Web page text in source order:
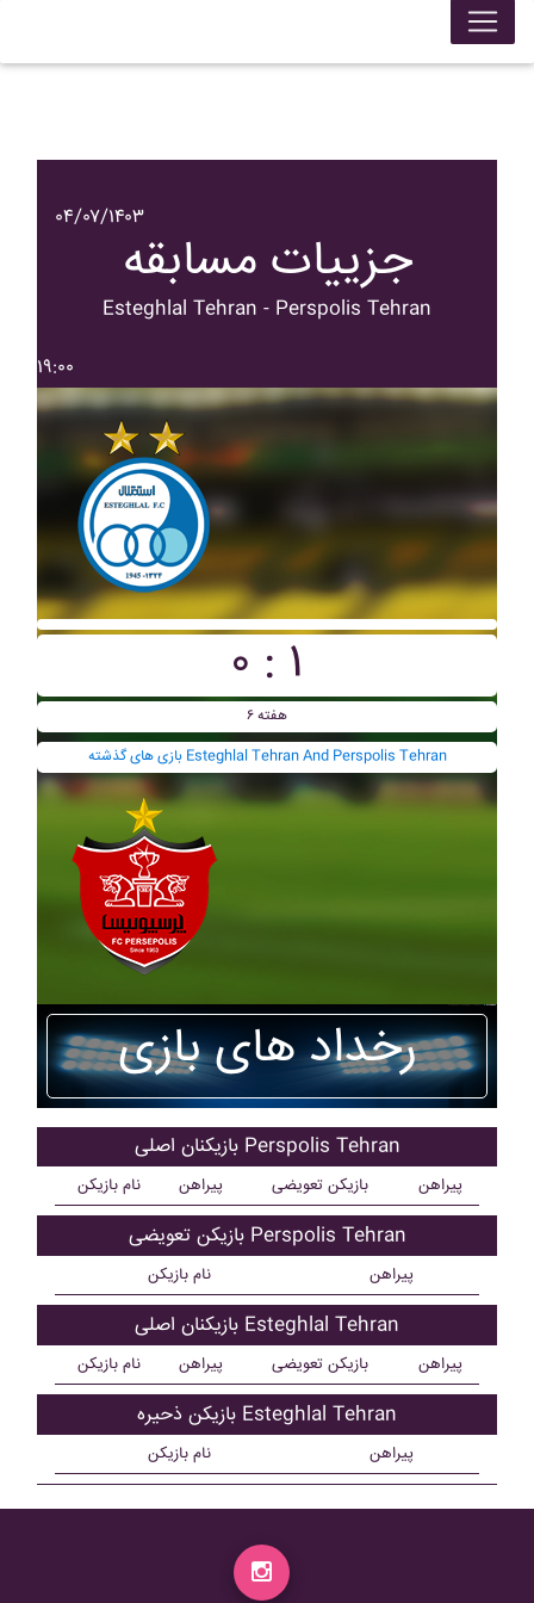
۰۴/۰۷/۱۴۰۳
جزییات مسابقه
Esteghlal Tehran - Perspolis Tehran
۱۹:۰۰
۰ : ۱
هفته ۶
بازی های گذشته Esteghlal Tehran And Perspolis Tehran
رخداد های بازی
بازیکنان اصلی Perspolis Tehran
نام بازیکن پیراهن بازیکن تعویضی پیراهن
بازیکن تعویضی Perspolis Tehran
نام بازیکن پیراهن
بازیکنان اصلی Esteghlal Tehran
نام بازیکن پیراهن بازیکن تعویضی پیراهن
بازیکن ذحیره Esteghlal Tehran
نام بازیکن پیراهن